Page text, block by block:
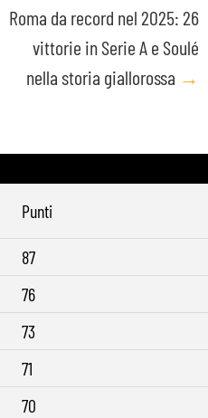
Roma da record nel 2025: 26
vittorie in Serie A e Soulé
nella storia giallorossa →
Punti
87
76
73
71
70